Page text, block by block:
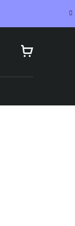
NÁKUPNÍ